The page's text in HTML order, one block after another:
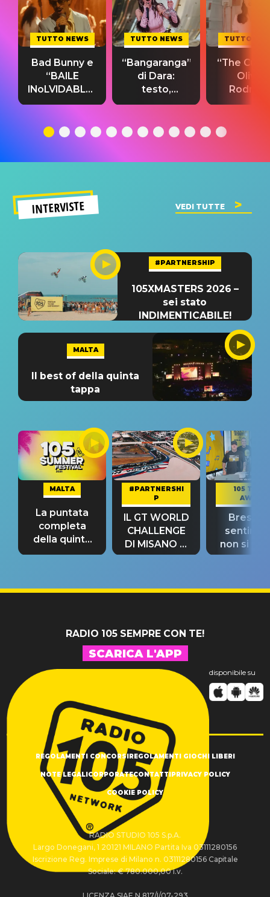
TUTTO NEWS
Bad Bunny e
“BAILE
INoLVIDABLE”:
testo,
significato
TUTTO NEWS
“Bangaranga”
di Dara:
testo,
traduzione e
del singolo
TUTTO
“The
Olivia
testo,
INTERVISTE VEDI TUTTE
#PARTNERSHIP
105XMASTERS 2026 –
sei stato
INDIMENTICABILE!
MALTA
Il best of della quinta
tappa
MALTA
La puntata
completa
della quinta
tappa
#PARTNERSHI
P
IL GT WORLD
CHALLENGE
DI MISANO si
riconferma
105 TAKE
AWAY
Bresh:
non si
fino alla
RADIO 105 SEMPRE CON TE!
SCARICA L'APP
disponibile su
REGOLAMENTI CONCORSIREGOLAMENTI GIOCHI LIBERI
NOTE LEGALICORPORATECONTATTIPRIVACY POLICY
COOKIE POLICY
RADIO STUDIO 105 S.p.A.
Largo Donegani, 1 20121 MILANO Partita Iva 03111280156
Iscrizione Reg. Imprese di Milano n. 03111280156 Capitale
Sociale: € 780.000,00 i.v.